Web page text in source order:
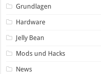
Grundlagen
Hardware
Jelly Bean
Mods und Hacks
News